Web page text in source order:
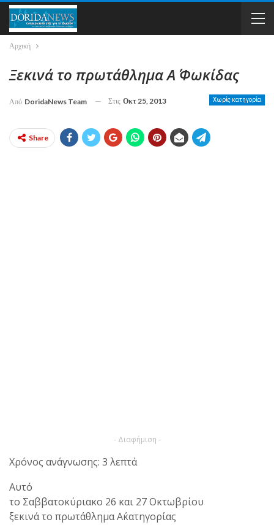
Αρχική
Ξεκινά το πρωτάθλημα Α΄ Φωκίδας
Χωρίς κατηγορία
Από DoridaNews Team Στις Οκτ 25, 2013
Share
- Διαφήμιση -
Χρόνος ανάγνωσης: 3 λεπτά
Αυτό
το Σαββατοκύριακο 26 και 27 Οκτωβρίου
ξεκινά το πρωτάθλημα Α΄κατηγορίας